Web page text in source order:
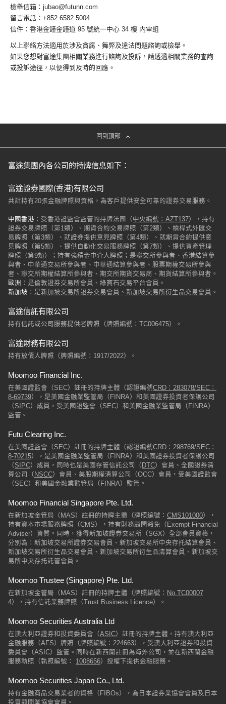
檢舉信箱：jubao@futunn.com
留言電話：+852 6582 5004
信件：香港金鐘金鐘道 95 號統一中心 34 樓 内审组
以上聯絡方法適用於涉及貪腐、舞弊及違法問題諮詢或檢舉。
如果您想對富途集團相關業務進行諮詢及投訴，請透過相關業務的查詢
或投訴途徑，以便得到及時的回應。
回到頂部
富途集團內各公司的持牌信息如下：
富途證券國際(香港)有限公司
共計持有20張金融牌照與資格，為客戶提供安全可靠的證券交易服務。
中國香港 ：受香港證監會監管的持牌法團（中央編號：AZT137），持有
證券交易牌照（第1類）、期貨合約交易牌照（第2類）、槓桿式外匯交
易牌照（第3類）、就證券提供意見牌照（第4類）、就期貨合約提供意
見牌照（第5類）、提供自動化交易服務牌照（第7類）、提供資產管理
牌照（第9類）；持有強積金中介人牌照；是聯交所參與者、香港結算參
與者、中華通交易所參與者、中華通結算參與者、股票期權交易所參與
歐洲
新加坡 ：是新加坡交易所證券交易會員、新加坡交易所衍生品交易會員 。
富途信託有限公司
持有信託或公司服務提供者牌照（牌照編號：TC006475）。
富途財務有限公司
持有放債人牌照（牌照編號：1917/2022）。
Moomoo Financial Inc.
在美國證監會（SEC）註冊的持牌主體（認證編號CRD：283078/SEC：
8-69739），是美國金融業監管局（FINRA）和美國證券投資者保護公司
（SIPC）成員，受美國證監會（SEC）和美國金融業監管局（FINRA）
監管。
Futu Clearing Inc.
在美國證監會（SEC）註冊的持牌主體（認證編號CRD：298769/SEC：
8-70215），是美國金融業監管局（FINRA）和美國證券投資者保護公司
（SIPC）成員，同時也是美國存管信託公司（ DTC）會員、全國證券清
算公司（ NSCC）會員、美股期權清算公司（OCC）會員，受美國證監會
（SEC）和美國金融業監管局（FINRA）監管。
Moomoo Financial Singapore Pte. Ltd.
在新加坡金管局（MAS）註冊的持牌主體（牌照編號： CMS101000），
持有資本市場服務牌照（CMS），持有財務顧問豁免（Exempt Financial
Adviser）資質。同時，獲得新加坡證券交易所（SGX）全部會員資格，
分別為：新加坡交易所證券交易會員、新加坡交易所中央存托結算會員、
新加坡交易所衍生品交易會員、新加坡交易所衍生品清算會員、新加坡交
易所中央存托託管會員。
Moomoo Trustee (Singapore) Pte. Ltd.
在新加坡金管局（MAS）註冊的持牌主體（牌照編號： No.TC00007
4），持有信託業務牌照（Trust Business Licence）。
Moomoo Securities Australia Ltd
在澳大利亞證券和投資委員會（ASIC）註冊的持牌主體，持有澳大利亞
金融服務（AFS）牌照（牌照編號： 224663），受澳大利亞證券和投資
委員會（ASIC）監管。同時在新西蘭註冊為海外公司，並在新西蘭金融
服務執照（執照編號： 1008656）授權下提供金融服務。
Moomoo Securities Japan Co., Ltd.
持有金融商品交易業者的資格（FIBOs），為日本證券業協會會員及日本
投資顧問業協會會員。